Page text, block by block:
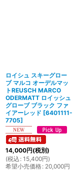
ロイシュ スキーグロー
ブ マルコ オーデルマッ
トREUSCH MARCO
ODERMATT ロイッシュ
グローブ ブラック ファ
イアーレッド [6401111-
7705]
14,000円(税別)
(税込 : 15,400円)
希望小売価格: 20,000円